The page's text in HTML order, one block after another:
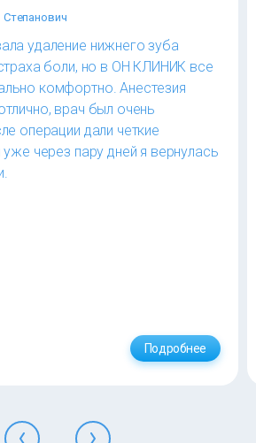
удаление нижнего зуба
боли, но в ОН КЛИНИК все
комфортно. Анестезия
врач был очень
операции дали четкие
через пару дней я вернулась
Подробнее